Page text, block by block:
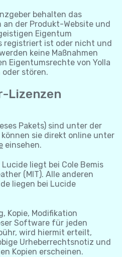
behalten das
der Produkt-Website und
Eigentum
registriert ist oder nicht und
keine Maßnahmen
Eigentumsrechte von Yolla
stören.
Lizenzen
Pakets) sind unter der
sie direkt online unter
einsehen.
liegt bei Cole Bemis
(MIT). Alle anderen
liegen bei Lucide
Kopie, Modifikation
Software für jeden
wird hiermit erteilt,
Urheberrechtsnotiz und
Kopien erscheinen.